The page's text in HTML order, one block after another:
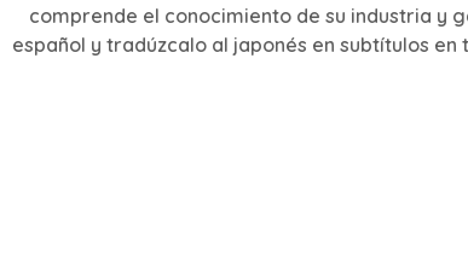
comprende el conocimiento de su industria y
español y tradúzcalo al japonés en subtítulos